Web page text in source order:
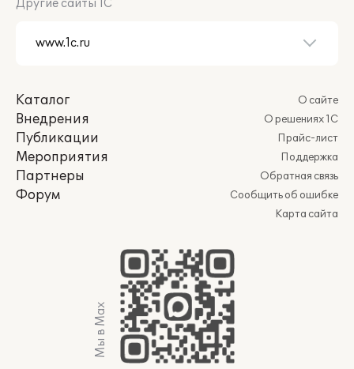
Другие сайты 1С
Каталог
Внедрения
Публикации
Мероприятия
Партнеры
Форум
О сайте
О решениях 1С
Прайс-лист
Поддержка
Обратная связь
Сообщить об ошибке
Карта сайта
Мы в Max